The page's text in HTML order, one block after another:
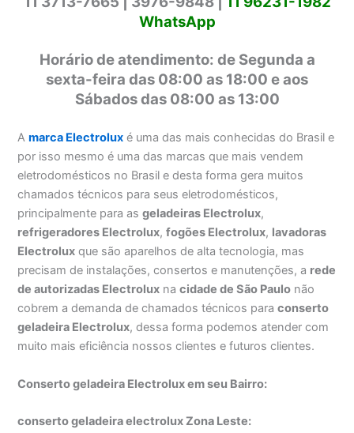
WhatsApp
Horário de atendimento: de Segunda a
sexta-feira das 08:00 as 18:00 e aos
Sábados das 08:00 as 13:00
Amarca Electrolux é uma das mais conhecidas do Brasil e
por isso mesmo é uma das marcas que mais vendem
eletrodomésticos no Brasil e desta forma gera muitos
chamados técnicos para seus eletrodomésticos,
principalmente para asgeladeiras Electrolux,
refrigeradores Electrolux,fogões Electrolux, lavadoras
Electrolux que são aparelhos de alta tecnologia, mas
precisam de instalações, consertos e manutenções, a rede
de autorizadas Electrolux nacidade de São Paulo não
cobrem a demanda de chamados técnicos paraconserto
geladeira Electrolux, dessa forma podemos atender com
muito mais eficiência nossos clientes e futuros clientes.
Conserto geladeira Electrolux em seu Bairro:
conserto geladeira electrolux Zona Leste: